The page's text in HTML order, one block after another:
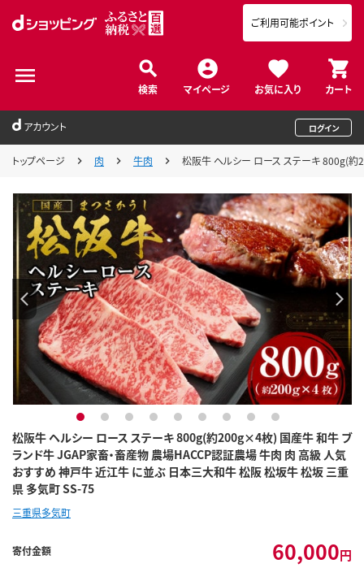
検索 マイページ お気に入り カート
ご利用可能ポイント
アカウント ログイン
トップページ 肉 牛肉 松阪牛 ヘルシー ロース ステーキ 800g(
松阪牛 ヘルシー ロース ステーキ 800g(約200g×4枚) 国産牛 和牛 ブ
ランド牛 JGAP家畜・畜産物 農場HACCP認証農場 牛肉 肉 高級 人気
おすすめ 神戸牛 近江牛 に並ぶ 日本三大和牛 松阪 松坂牛 松坂 三重
県 多気町 SS-75
1 2 3 4 5 6 7 8 9
三重県多気町
寄付金額 60,000円